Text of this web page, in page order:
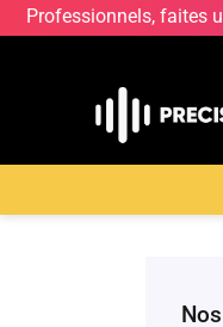
Professionnels, faites